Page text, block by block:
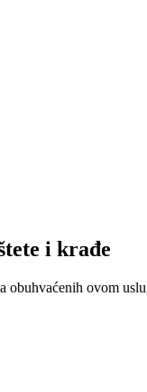
i krađe
obuhvaćenih ovom